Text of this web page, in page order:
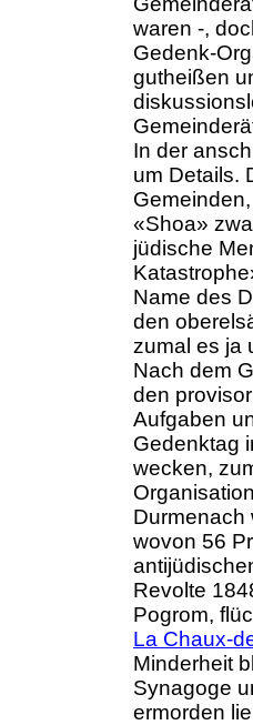
waren -,
Gedenk-
gutheißen
In der
um Details.
«Shoa»
jüdische
Name des
den
zumal es ja
Nach dem
den
Aufgaben
Gedenktag
wecken,
Durmenach
wovon 56
Revolte
Pogrom,
La Chaux-
Minderheit
Synagoge
ermorden